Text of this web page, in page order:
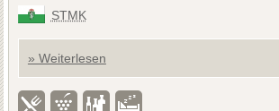
STMK
» Weiterlesen